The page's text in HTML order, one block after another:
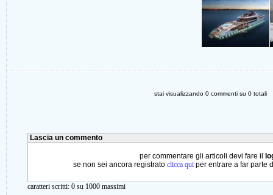
stai visualizzando 0commenti su 0totali
Lascia un commento
per commentare gli articoli devi fare il
se non sei ancora registrato clicca quiper entrare a far parte
caratteri scritti: 0 su 1000 massimi